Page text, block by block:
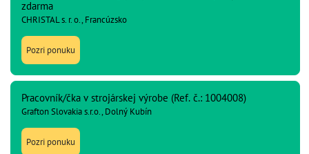
zdarma
CHRISTAL s. r. o., Francúzsko
Pozri ponuku
Pracovník/čka v strojárskej výrobe (Ref. č.: 1004008)
Grafton Slovakia s.r.o., Dolný Kubín
Pozri ponuku